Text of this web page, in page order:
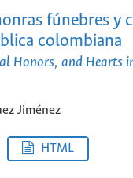
fúnebres y
colombiana
Honors, and Hearts
Jiménez
HTML